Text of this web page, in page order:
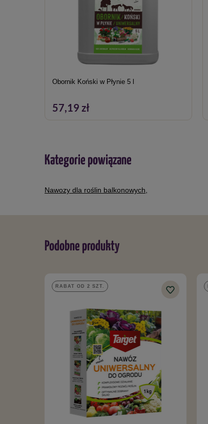
Obornik Koński w Płynie 5 l
57,19 zł
Kategorie powiązane
Nawozy dla roślin balkonowych
Podobne produkty
RABAT OD 2 SZT.